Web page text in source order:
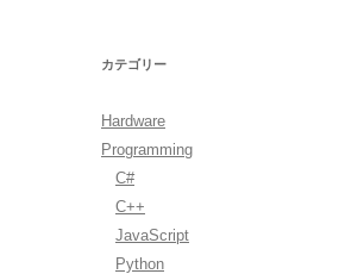
カテゴリー
Hardware
Programming
C#
C++
JavaScript
Python